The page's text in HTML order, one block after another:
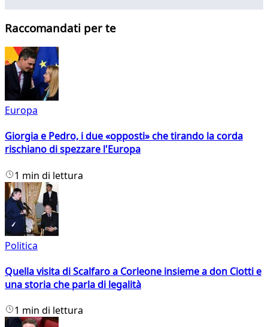
Raccomandati per te
Europa
Giorgia e Pedro, i due «opposti» che tirando la corda
rischiano di spezzare l'Europa
1 min di lettura
Politica
Quella visita di Scalfaro a Corleone insieme a don Ciotti e
una storia che parla di legalità
1 min di lettura